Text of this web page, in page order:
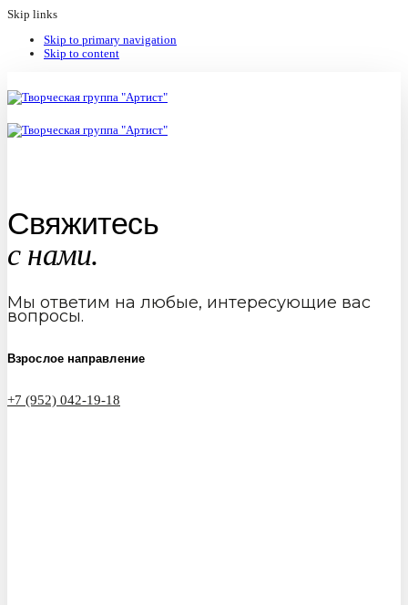
Skip links
Skip to primary navigation
Skip to content
Свяжитесь
с нами.
Мы ответим на любые, интересующие вас
вопросы.
Взрослое направление
+7 (952) 042-19-18